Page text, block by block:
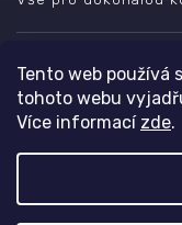
Tento web používá
tohoto webu
Více informací zde.
SLEDUJTE NÁS
Copyright 2026